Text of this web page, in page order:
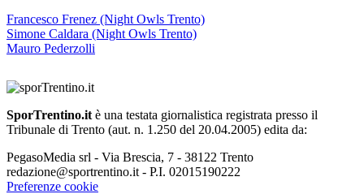
Francesco Frenez (Night Owls Trento)
Simone Caldara (Night Owls Trento)
Mauro Pederzolli
SporTrentino.it è una testata giornalistica registrata presso il
Tribunale di Trento (aut. n. 1.250 del 20.04.2005) edita da:
PegasoMedia srl - Via Brescia, 7 - 38122 Trento
redazione@sportrentino.it - P.I. 02015190222
Preferenze cookie